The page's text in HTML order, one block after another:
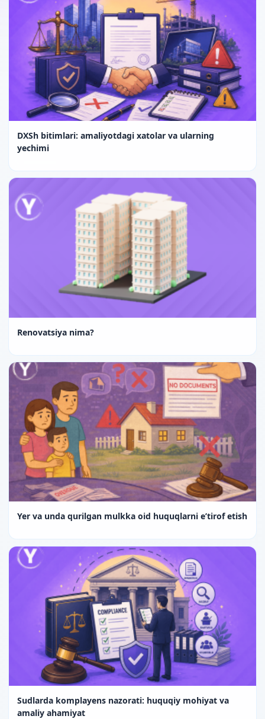
DXSh bitimlari: amaliyotdagi xatolar va ularning
yechimi
Renovatsiya nima?
Yer va unda qurilgan mulkka oid huquqlarni e’tirof etish
Sudlarda komplayens nazorati: huquqiy mohiyat va
amaliy ahamiyat